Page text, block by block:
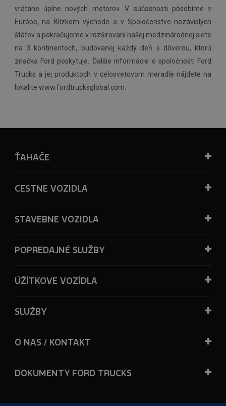
vrátane úplne nových motorov. V súčasnosti pôsobíme v
Európe, na Blízkom východe a v Spoločenstve nezávislých
štátov a pokračujeme v rozširovaní našej medzinárodnej siete
na 3 kontinentoch, budovanej každý deň s dôverou, ktorú
značka Ford poskytuje. Ďalšie informácie o spoločnosti Ford
Trucks a jej produktoch v celosvetovom meradle nájdete na
lokalite www.fordtrucksglobal.com.
ŤAHAČE
CESTNE VOZIDLA
STAVEBNE VOZIDLA
POPREDAJNÉ SLUŽBY
ÚŽİTKOVE VOZİDLA
SLUŽBY
O NAS / KONTAKT
DOKUMENTY FORD TRUCKS